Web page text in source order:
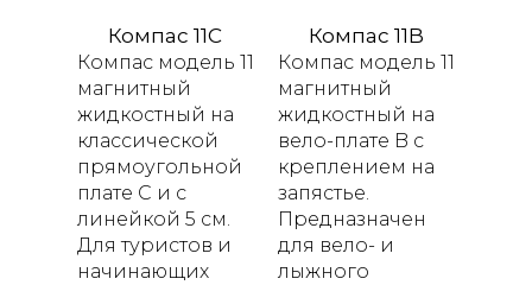
Компас 11C
Компас модель 11
магнитный
жидкостный на
классической
прямоугольной
плате С и c
линейкой 5 см.
Для туристов и
начинающих
Компас 11B
Компас модель 11
магнитный
жидкостный на
вело-плате B с
креплением на
запястье.
Предназначен
для вело- и
лыжного